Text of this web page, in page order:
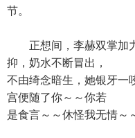
节。
正想间，李赫双掌加力
抑，奶水不断冒出，
不由绮念暗生，她银牙一
宫便随了你～～你若
是食言～～休怪我无情～